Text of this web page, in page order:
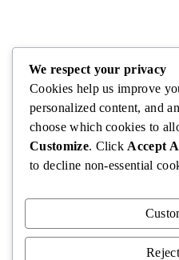
Visage
Corps
We respect your privacy
Cookies help us improve
personalized content, and
choose which cookies to
Customize. Click Accept
to decline non-essential